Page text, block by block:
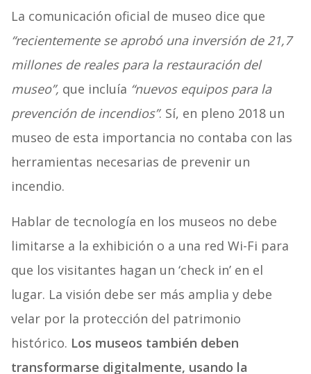
La comunicación oficial de museo dice que
“recientemente se aprobó una inversión de 21,7
millones de reales para la restauración del
museo”, que incluía “nuevos equipos para la
prevención de incendios”. Sí, en pleno 2018 un
museo de esta importancia no contaba con las
herramientas necesarias de prevenir un
incendio.
Hablar de tecnología en los museos no debe
limitarse a la exhibición o a una red Wi-Fi para
que los visitantes hagan un ‘check in’ en el
lugar. La visión debe ser más amplia y debe
velar por la protección del patrimonio
histórico. Los museos también deben
transformarse digitalmente, usando la